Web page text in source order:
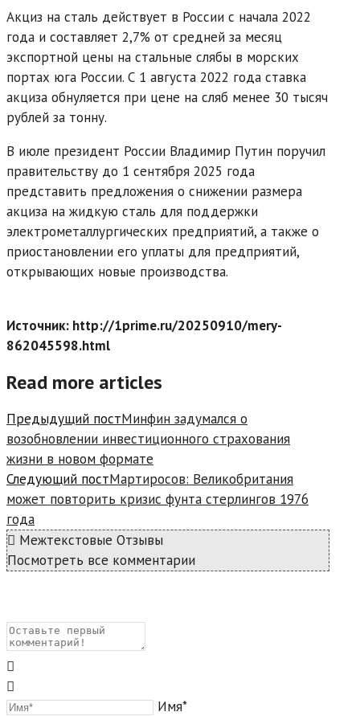
Акциз на сталь действует в России с начала 2022
года и составляет 2,7% от средней за месяц
экспортной цены на стальные слябы в морских
портах юга России. С 1 августа 2022 года ставка
акциза обнуляется при цене на сляб менее 30 тысяч
рублей за тонну.
В июле президент России Владимир Путин поручил
правительству до 1 сентября 2025 года
представить предложения о снижении размера
акциза на жидкую сталь для поддержки
электрометаллургических предприятий, а также о
приостановлении его уплаты для предприятий,
открывающих новые производства.
Источник: http://1prime.ru/20250910/mery-
862045598.html
Read more articles
Предыдущий постМинфин задумался о
возобновлении инвестиционного страхования
жизни в новом формате
Следующий постМартиросов: Великобритания
может повторить кризис фунта стерлингов 1976
года
Межтекстовые Отзывы
Посмотреть все комментарии
Имя*